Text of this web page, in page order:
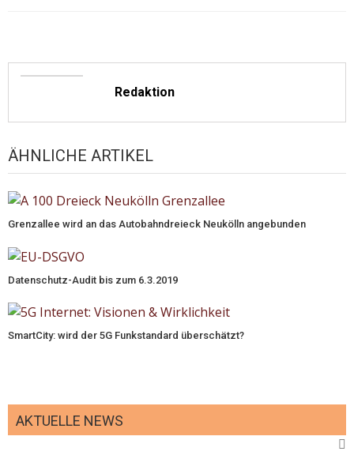
Redaktion
ÄHNLICHE ARTIKEL
Grenzallee wird an das Autobahndreieck Neukölln angebunden
Datenschutz-Audit bis zum 6.3.2019
SmartCity: wird der 5G Funkstandard überschätzt?
AKTUELLE NEWS